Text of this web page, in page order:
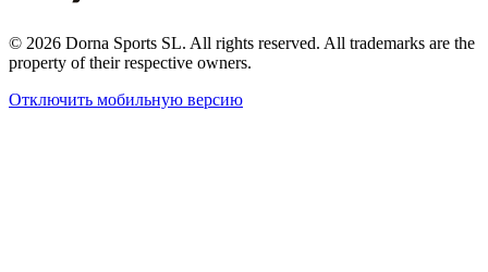
© 2026 Dorna Sports SL. All rights reserved. All trademarks are the
property of their respective owners.
Отключить мобильную версию